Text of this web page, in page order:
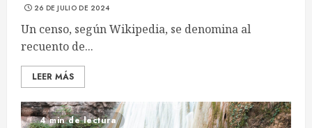
26 DE JULIO DE 2024
Un censo, según Wikipedia, se denomina al
recuento de...
LEER MÁS
4 min de lectura